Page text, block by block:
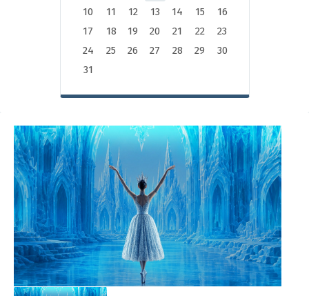
10
11 12 13 14 15
16
17
18 19 20 21 22
23
24
25 26 27 28 29
30
31